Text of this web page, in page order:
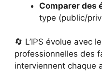
Comparer des
type (public/
🔄 L’IPS évolue avec
professionnelles des
interviennent chaque